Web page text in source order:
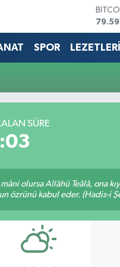
SPOR
SÜRE
olursa Allâhü Teâlâ, ona
özrünü kabul eder. (Hadis-i